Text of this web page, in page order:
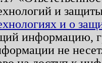
и
и о
информацию,
не